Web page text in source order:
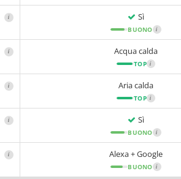
i Sì
BUONO i
i Acqua calda
TOP i
i Aria calda
TOP i
i Sì
BUONO i
i Alexa + Google
BUONO i